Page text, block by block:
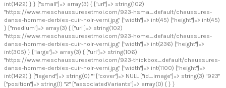
int(1422) } } ["small"]=> array(3) { ["url"]=> string(102)
"https://www.meschaussuresetmoi.com/923-hsma_default/chaussures-
danse-homme-derbies-cuir-noir-verni.jpg" ["width"]=> int(45) ["height"]=> int(45)
} ["medium"]=> array(3) { ["url"]=> string(102)
"https://www.meschaussuresetmoi.com/923-home_default/chaussures-
danse-homme-derbies-cuir-noir-verni.jpg" ["width"]=> int(236) ["height"]=>
int(305) } ["large"]=> array(3) { ["url"]=> string(106)
"https://www.meschaussuresetmoi.com/923-thickbox_default/chaussures-
danse-homme-derbies-cuir-noir-verni.jpg" ["width"]=> int(1100) ["height"]=>
int(1422) } ["legend"]=> string(0) "" ["cover"]=> NULL ["id_image"]=> string(3) "923"
["position"]=> string(1) "2" ["associatedVariants"]=> array(0) { } }